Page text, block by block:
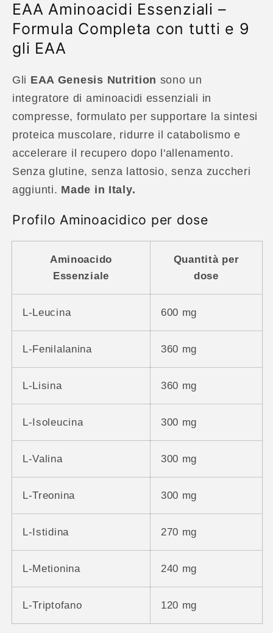
EAA Aminoacidi Essenziali –
Formula Completa con tutti e 9
gli EAA
Gli EAA Genesis Nutrition sono un
integratore di aminoacidi essenziali in
compresse, formulato per supportare la sintesi
proteica muscolare, ridurre il catabolismo e
accelerare il recupero dopo l'allenamento.
Senza glutine, senza lattosio, senza zuccheri
aggiunti. Made in Italy.
Profilo Aminoacidico per dose
Aminoacido
Essenziale
Quantità per
dose
L-Leucina 600 mg
L-Fenilalanina 360 mg
L-Lisina 360 mg
L-Isoleucina 300 mg
L-Valina 300 mg
L-Treonina 300 mg
L-Istidina 270 mg
L-Metionina 240 mg
L-Triptofano 120 mg